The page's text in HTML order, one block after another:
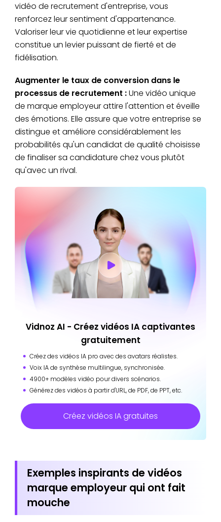
vidéo de recrutement d'entreprise, vous
renforcez leur sentiment d'appartenance.
Valoriser leur vie quotidienne et leur expertise
constitue un levier puissant de fierté et de
fidélisation.
Augmenter le taux de conversion dans le
processus de recrutement :Une vidéo unique
de marque employeur attire l'attention et éveille
des émotions. Elle assure que votre entreprise se
distingue et améliore considérablement les
probabilités qu'un candidat de qualité choisisse
de finaliser sa candidature chez vous plutôt
qu'avec un rival.
Vidnoz AI - Créez vidéos IA captivantes
gratuitement
Créez des vidéos IA pro avec des avatars réalistes.
Voix IA de synthèse multilingue, synchronisée.
4900+ modèles vidéo pour divers scénarios.
Générez des vidéos à partir d'URL, de PDF, de PPT, etc.
Créez vidéos IA gratuites
Exemples inspirants de vidéos
marque employeur qui ont fait
mouche